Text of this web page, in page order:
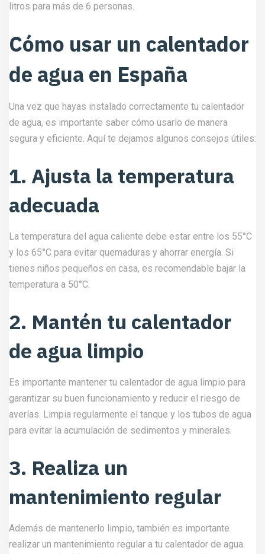
litros para más de 6 personas.
Cómo usar un calentador
de agua en España
Una vez que hayas instalado correctamente tu calentador
de agua, es importante saber cómo usarlo de manera
segura y eficiente. Aquí te dejamos algunos consejos útiles:
1. Ajusta la temperatura
adecuada
La temperatura del agua caliente debe estar entre los 55°C
y los 65°C para evitar quemaduras y ahorrar energía. Si
tienes niños pequeños en casa, es recomendable bajar la
temperatura a 50°C.
2. Mantén tu calentador
de agua limpio
Es importante mantener tu calentador de agua limpio para
garantizar su buen funcionamiento y reducir el riesgo de
averías. Limpia regularmente el tanque y los tubos de agua
para evitar la acumulación de sedimentos y minerales.
3. Realiza un
mantenimiento regular
Además de mantenerlo limpio, también es importante
realizar un mantenimiento regular a tu calentador de agua.